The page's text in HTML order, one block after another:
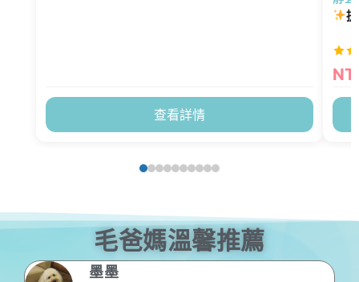
查看詳情
毛爸媽溫馨推薦
墨墨